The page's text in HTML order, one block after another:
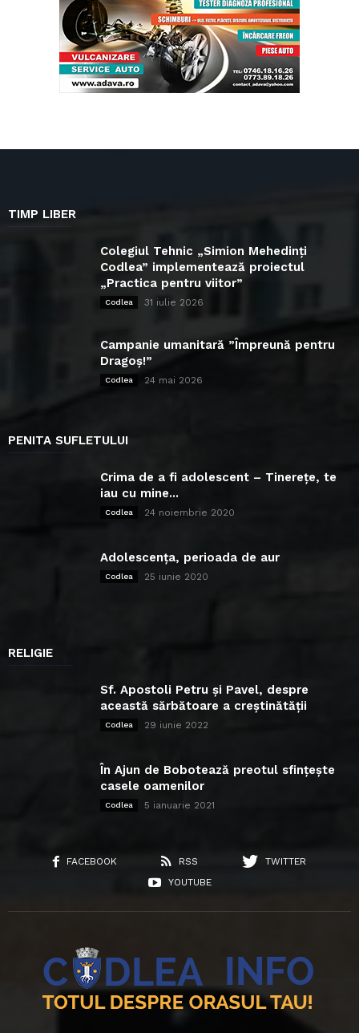
TIMP LIBER
Colegiul Tehnic „Simion Mehedinți
Codlea” implementează proiectul
„Practica pentru viitor”
Codlea 31 iulie 2026
Campanie umanitară ”Împreună pentru
Dragoș!”
Codlea 24 mai 2026
PENITA SUFLETULUI
Crima de a fi adolescent – Tinerețe, te
iau cu mine...
Codlea 24 noiembrie 2020
Adolescența, perioada de aur
Codlea 25 iunie 2020
RELIGIE
Sf. Apostoli Petru și Pavel, despre
această sărbătoare a creștinătății
Codlea 29 iunie 2022
În Ajun de Bobotează preotul sfințește
casele oamenilor
Codlea 5 ianuarie 2021
FACEBOOK RSS
TWITTER
YOUTUBE